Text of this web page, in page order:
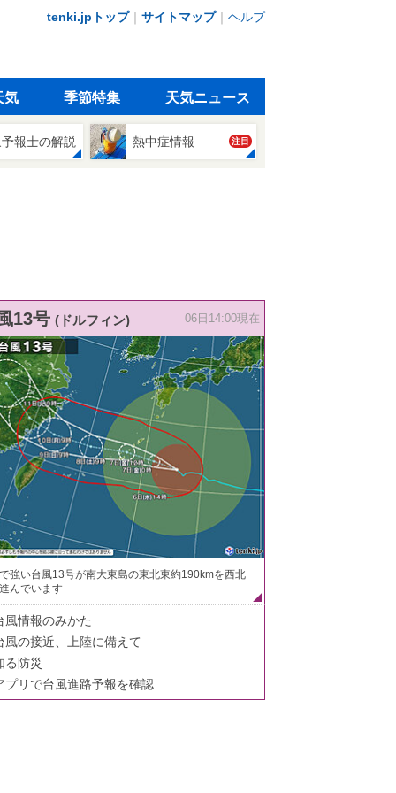
tenki.jpトップ｜ サイトマップ｜ ヘルプ
気 季節特集 天気ニュース
報士の解説 熱中症情報 注目
13号 (ドルフィン) 06日14:00現在
強い台風13号が南大東島の東北東約190kmを西北
んでいます
風情報のみかた
風の接近、上陸に備えて
る防災
プリで台風進路予報を確認